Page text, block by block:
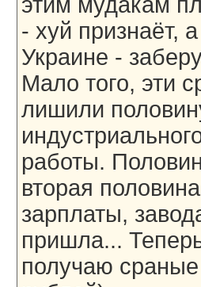
- хуй признаёт,
Украине -
Мало того, эти
лишили
работы.
вторая
зарплаты,
пришла...
получаю